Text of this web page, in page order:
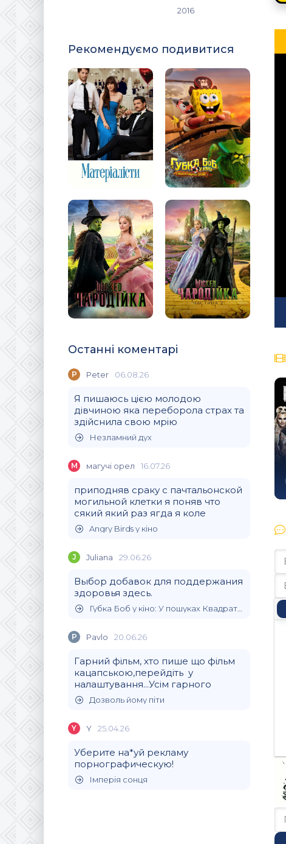
2016
Рекомендуємо подивитися
Останні коментарі
P Peter 06.08.26
Я пишаюсь цією молодою
дівчиною яка переборола страх та
здійснила свою мрію
Незламний дух
М магучi орел 16.07.26
приподняв сраку с пачтальонской
могильной клетки я поняв что
сякий який раз ягда я коле
Angry Birds у кіно
J Juliana 29.06.26
Выбор добавок для поддержания
здоровья здесь.
Губка Боб у кіно: У пошуках Квадратних Штанів
P Pavlo 20.06.26
Гарний фільм, хто пише що фільм
кацапською,перейдіть у
налаштування...Усім гарного
Дозволь йому піти
Y Y 25.04.26
Уберите на*уй рекламу
порнографическую!
Імперія сонця